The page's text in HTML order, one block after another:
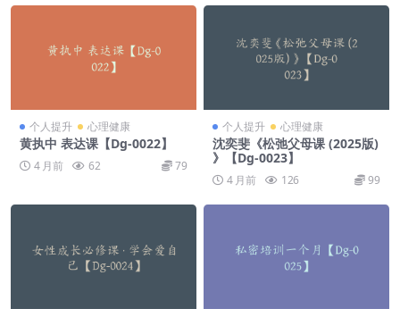
个人提升 心理健康
黄执中 表达课【Dg-0022】
4 月前 62 79
个人提升 心理健康
沈奕斐《松弛父母课 (2025版)
》【Dg-0023】
4 月前 126 99